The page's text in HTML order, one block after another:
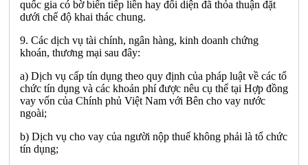
quốc gia có bờ biển tiếp liền hay đối diện đã thỏa thuận đặt
dưới chế độ khai thác chung.
9. Các dịch vụ tài chính, ngân hàng, kinh doanh chứng
khoán, thương mại sau đây:
a) Dịch vụ cấp tín dụng theo quy định của pháp luật về các tổ
chức tín dụng và các khoản phí được nêu cụ thể tại Hợp đồng
vay vốn của Chính phủ Việt Nam với Bên cho vay nước
ngoài;
b) Dịch vụ cho vay của người nộp thuế không phải là tổ chức
tín dụng;